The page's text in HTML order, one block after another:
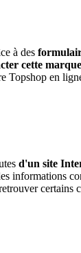
à des
cette
Topshop en
d'un site
informations
certains